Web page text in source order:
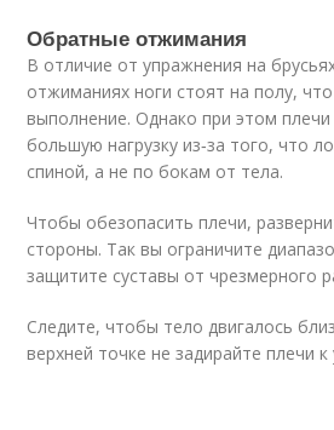
Обратные отжимания
В отличие от упражнения на
отжиманиях ноги стоят на полу,
выполнение. Однако при этом
большую нагрузку из‑за того, что
спиной, а не по бокам от тела.
Чтобы обезопасить плечи,
стороны. Так вы ограничите
защитите суставы от чрезмерного
Следите, чтобы тело двигалось
верхней точке не задирайте плечи